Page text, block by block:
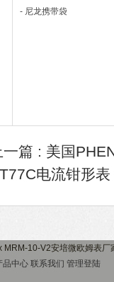
- 尼龙携带袋
一篇 : 美国
电流钳形表
10-V2安培微欧姆表
品中心 联系我们 管理登陆